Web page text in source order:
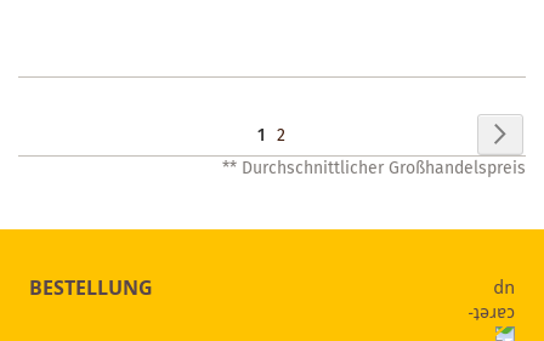
Seite
Sie
lesen
1 Seite
2
** Durchschnittlicher Großhandelspreis
BESTELLUNG